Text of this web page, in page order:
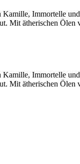
Immortelle
Mit ätherischen
Immortelle
Mit ätherischen